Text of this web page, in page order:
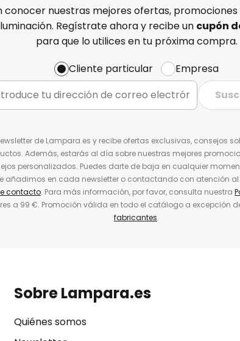
conocer nuestras mejores ofertas, promociones
Regístrate ahora y recibe un cupón
para que lo utilices en tu próxima compra.
Cliente particular
Empresa
de Lampara.es y recibe ofertas exclusivas, consejos
Además, estarás al día sobre nuestras mejores
personalizados. Puedes darte de baja en cualquier
añadimos en cada newsletter o contactando con atención al
contacto. Para más información, por favor, consulta nuestra
a 99 €. Promoción válida en todo el catálogo a excepción
fabricantes.
Sobre Lampara.es
Quiénes somos